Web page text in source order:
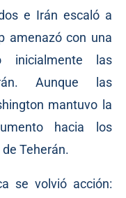
e Irán escaló a
amenazó con una
inicialmente las
Aunque las
mantuvo la
hacia los
Teherán.
se volvió acción: